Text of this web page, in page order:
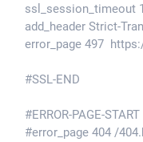
ssl_session_timeout
add_header Strict-
error_page 497
#SSL-END
#ERROR-PAGE-
#error_page 404 /